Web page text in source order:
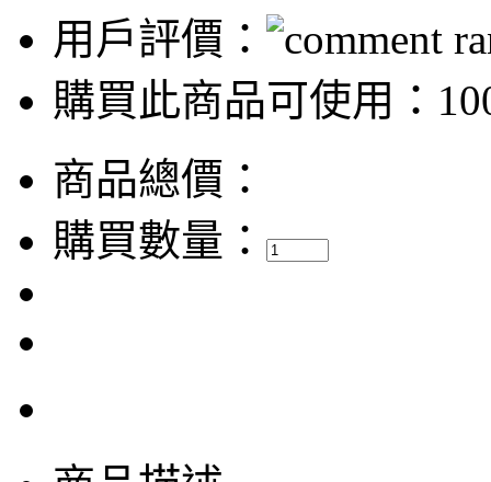
用戶評價：
購買此商品可使用：
商品總價：
購買數量：